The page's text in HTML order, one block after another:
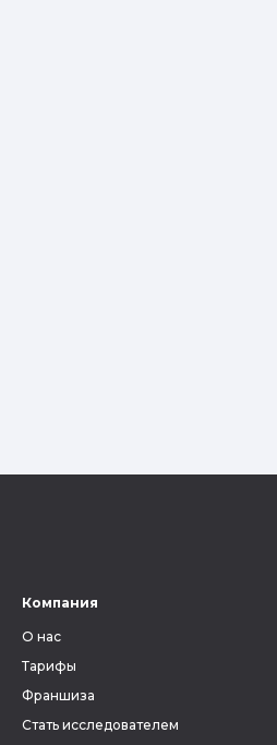
Компания
О нас
Тарифы
Франшиза
Стать исследователем